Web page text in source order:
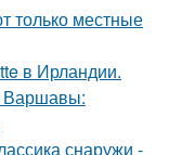
только местные
в Ирландии.
Варшавы:
снаружи -